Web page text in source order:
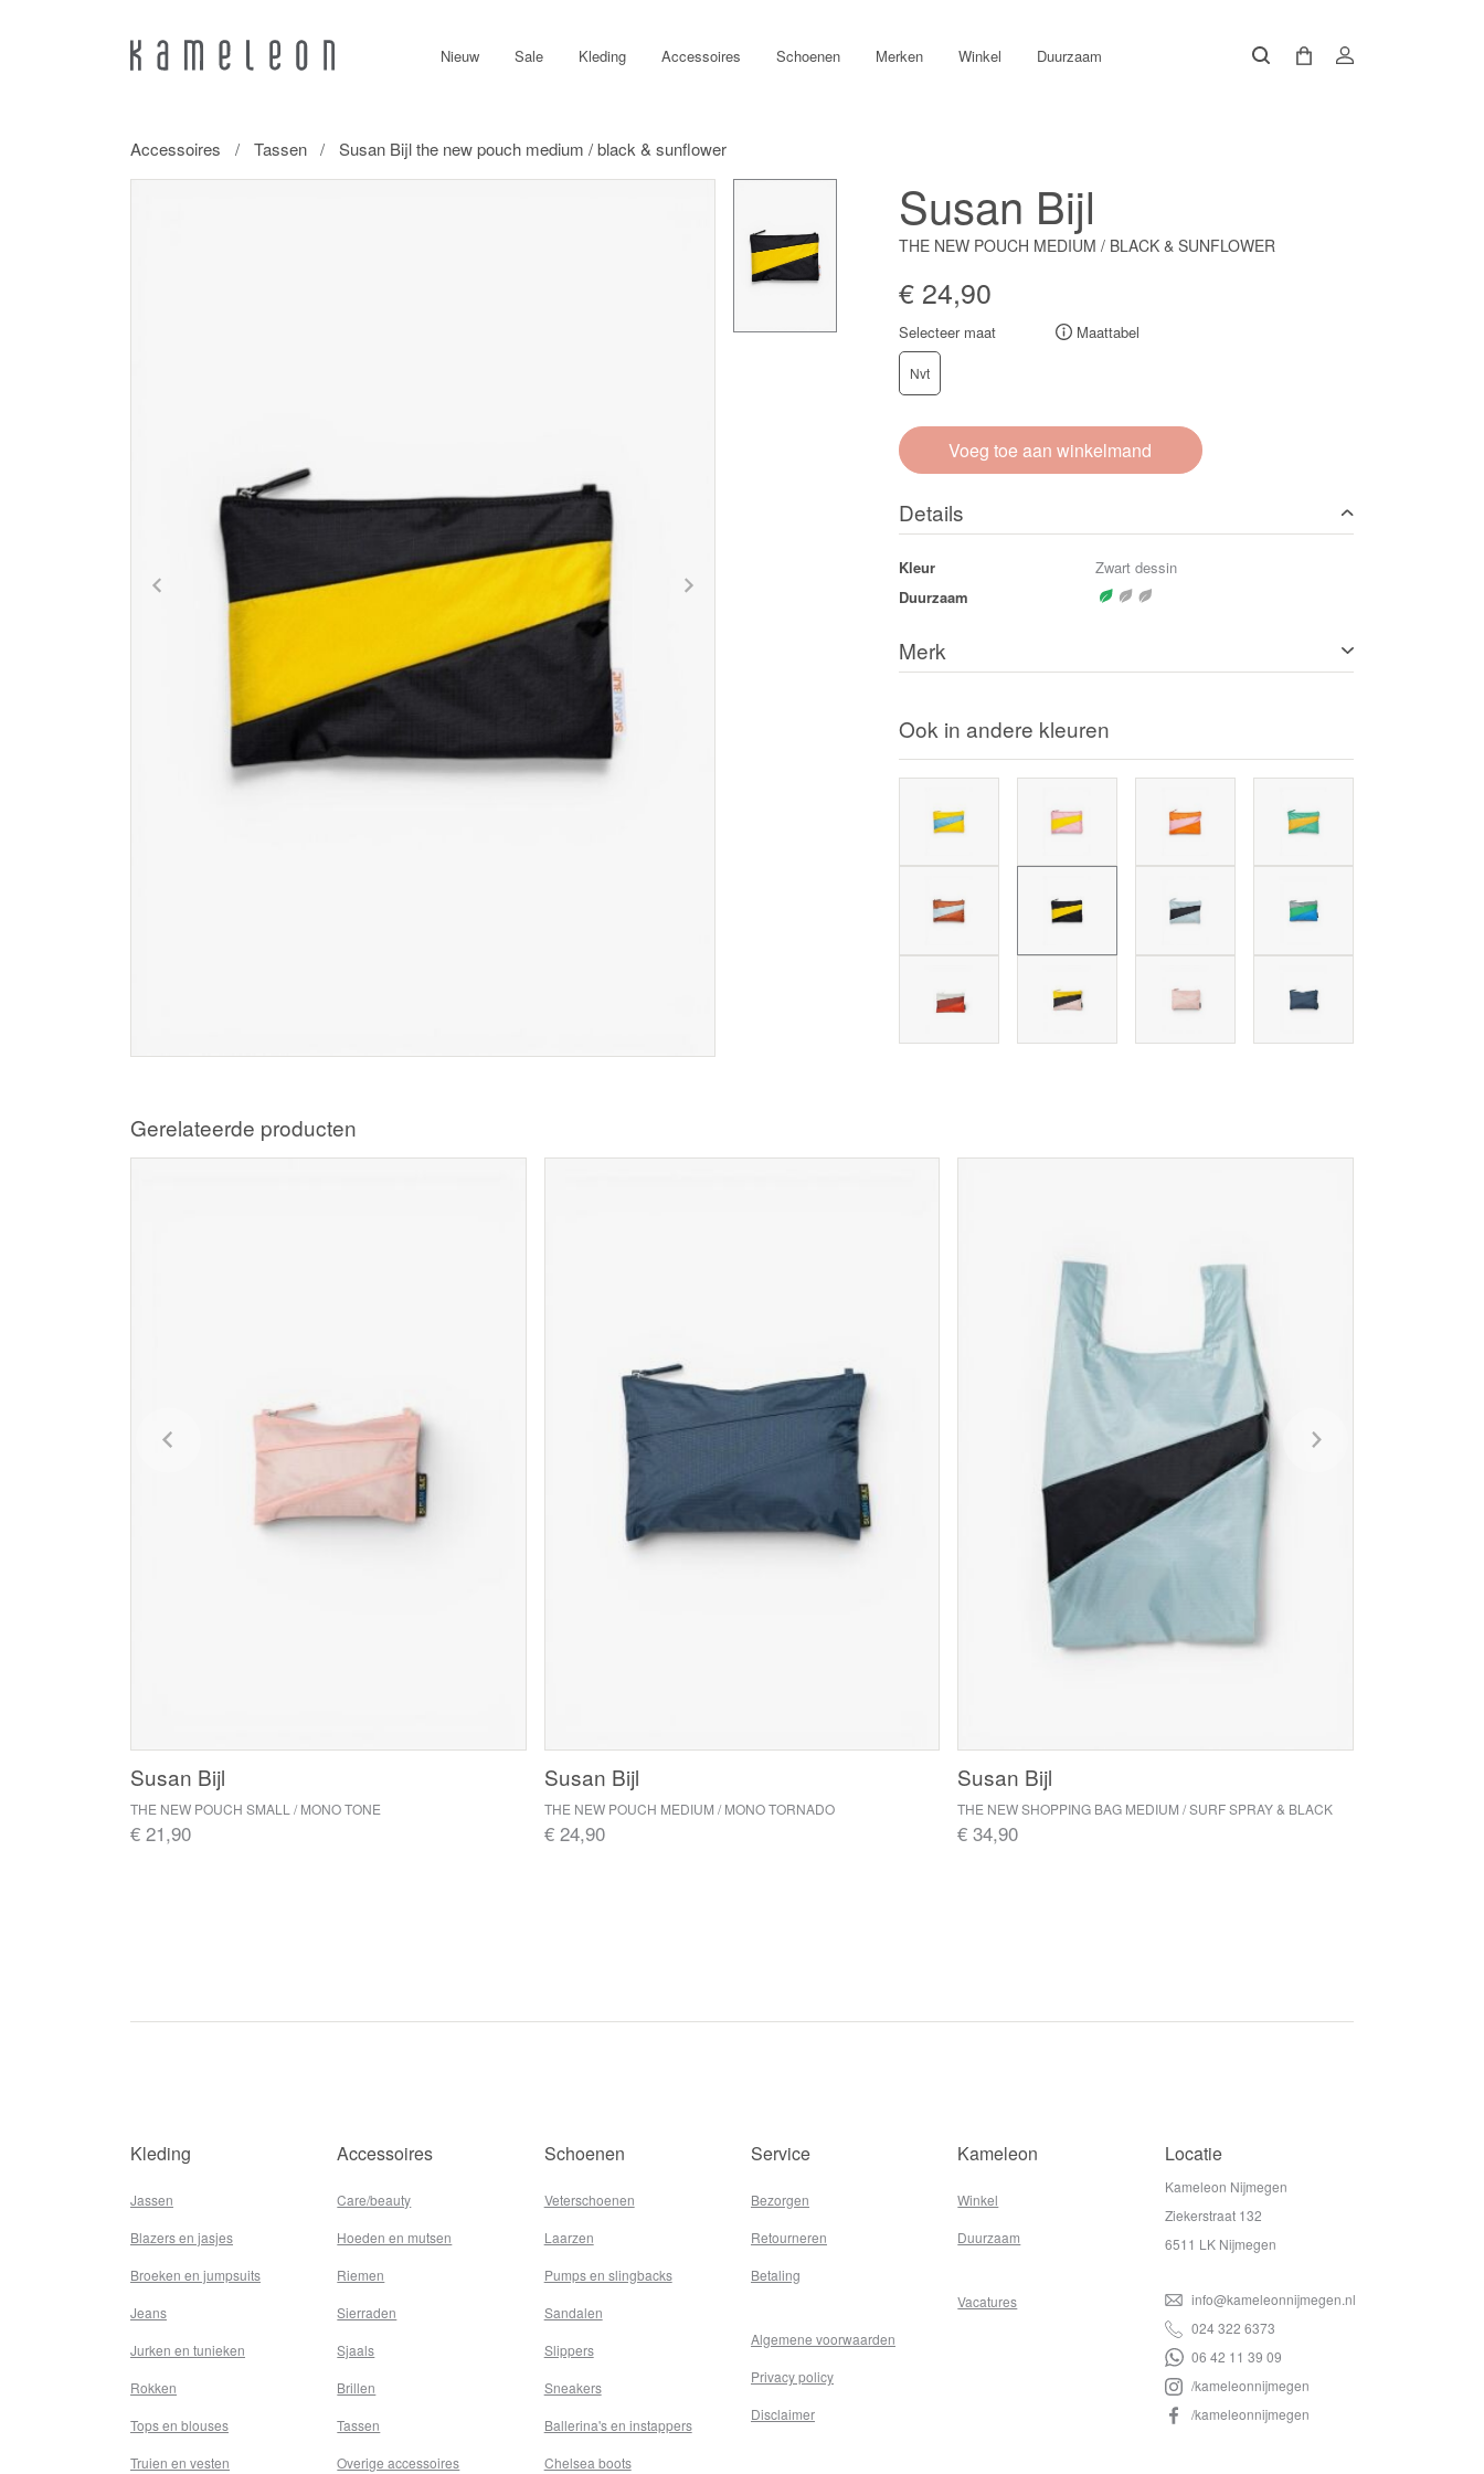
Nieuw Sale Kleding Accessoires Schoenen Merken Winkel Duurzaam
Accessoires Tassen Susan Bijl the new pouch medium / black & sunflower
Susan Bijl
THE NEW POUCH MEDIUM / BLACK & SUNFLOWER
€ 24,90
Selecteer maat Maattabel
Nvt
Voeg toe aan winkelmand
Details
Kleur
Zwart dessin
Duurzaam
Merk
Ook in andere kleuren
Gerelateerde producten
Susan Bijl
THE NEW POUCH SMALL / MONO TONE
€ 21,90
Susan Bijl
THE NEW POUCH MEDIUM / MONO TORNADO
€ 24,90
Susan Bijl
THE NEW SHOPPING BAG MEDIUM / SURF SPRAY & BLACK
€ 34,90
Kleding
Jassen
Blazers en jasjes
Broeken en jumpsuits
Jeans
Jurken en tunieken
Rokken
Tops en blouses
Truien en vesten
Accessoires
Care/beauty
Hoeden en mutsen
Riemen
Sierraden
Sjaals
Brillen
Tassen
Overige accessoires
Schoenen
Veterschoenen
Laarzen
Pumps en slingbacks
Sandalen
Slippers
Sneakers
Ballerina's en instappers
Chelsea boots
Service
Bezorgen
Retourneren
Betaling
Algemene voorwaarden
Privacy policy
Disclaimer
Kameleon
Winkel
Duurzaam
Vacatures
Locatie
Kameleon Nijmegen
Ziekerstraat 132
6511 LK Nijmegen
info@kameleonnijmegen.nl
024 322 6373
06 42 11 39 09
/kameleonnijmegen
/kameleonnijmegen